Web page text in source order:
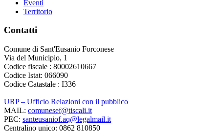
Eventi
Territorio
Contatti
Comune di Sant'Eusanio Forconese
Via del Municipio, 1
Codice fiscale : 80002610667
Codice Istat: 066090
Codice Catastale : I336
URP – Ufficio Relazioni con il pubblico
MAIL: comunesef@tiscali.it
PEC: santeusaniof.aq@legalmail.it
Centralino unico: 0862 810850